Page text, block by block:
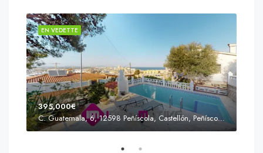
EN VEDETTE
395,000€
C. Guatemala, 6, 12598 Peñíscola, Castellón, Peñíscola, Communauté valencienne